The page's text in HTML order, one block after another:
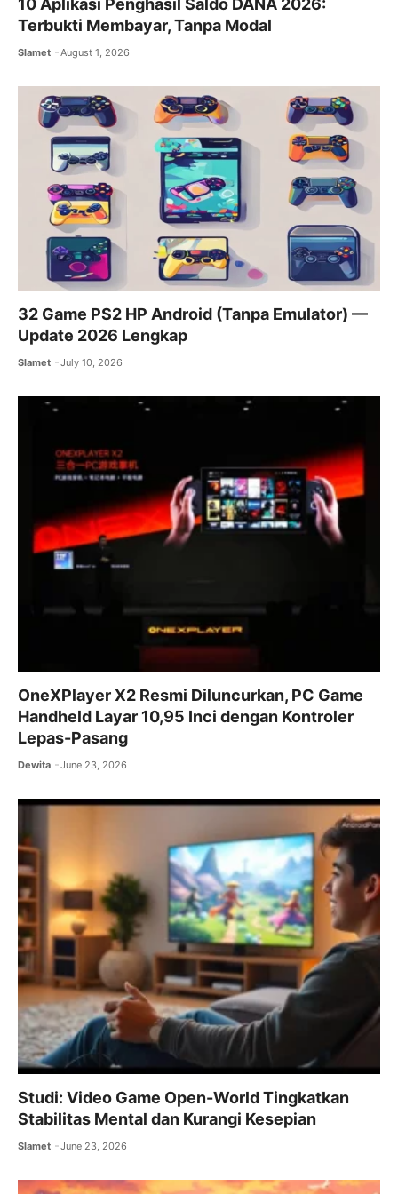
10 Aplikasi Penghasil Saldo DANA 2026:
Terbukti Membayar, Tanpa Modal
Slamet August 1, 2026
32 Game PS2 HP Android (Tanpa Emulator) —
Update 2026 Lengkap
Slamet July 10, 2026
OneXPlayer X2 Resmi Diluncurkan, PC Game
Handheld Layar 10,95 Inci dengan Kontroler
Lepas-Pasang
Dewita June 23, 2026
Studi: Video Game Open-World Tingkatkan
Stabilitas Mental dan Kurangi Kesepian
Slamet June 23, 2026